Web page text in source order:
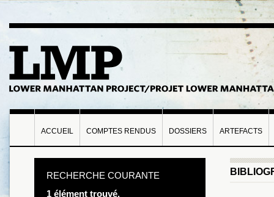
ACCUEIL COMPTES RENDUS DOSSIERS ARTEFACTS
RECHERCHE COURANTE
1 élément trouvé.